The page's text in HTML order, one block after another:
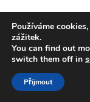
Používáme
zážitek.
You can find out
switch them off in
Přijmout